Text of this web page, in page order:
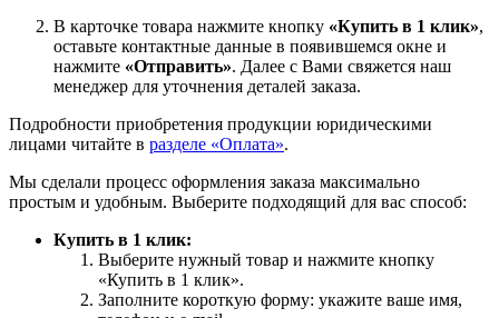
В карточке товара нажмите кнопку «Купить в 1 клик»,
оставьте контактные данные в появившемся окне и
нажмите «Отправить». Далее с Вами свяжется наш
менеджер для уточнения деталей заказа.
Подробности приобретения продукции юридическими
лицами читайте в разделе «Оплата».
Мы сделали процесс оформления заказа максимально
простым и удобным. Выберите подходящий для вас способ:
Купить в 1 клик:
Выберите нужный товар и нажмите кнопку
«Купить в 1 клик».
Заполните короткую форму: укажите ваше имя,